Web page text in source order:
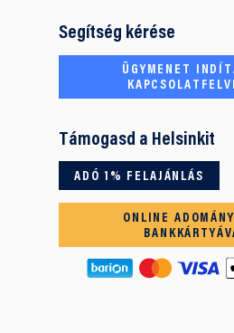
Segítség kérése
ÜGYMENET
Támogasd a Helsinkit
ADÓ 1% FELAJÁNLÁS
ONLINE